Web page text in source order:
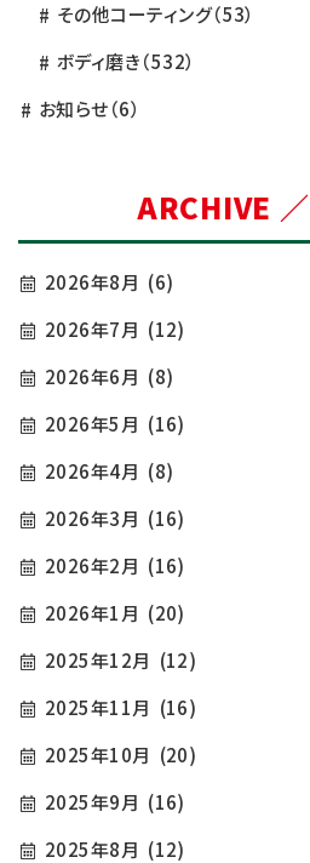
その他コーティング（53）
ボディ磨き（532）
お知らせ（6）
ARCHIVE ／
2026年8月 (6)
2026年7月 (12)
2026年6月 (8)
2026年5月 (16)
2026年4月 (8)
2026年3月 (16)
2026年2月 (16)
2026年1月 (20)
2025年12月 (12)
2025年11月 (16)
2025年10月 (20)
2025年9月 (16)
2025年8月 (12)